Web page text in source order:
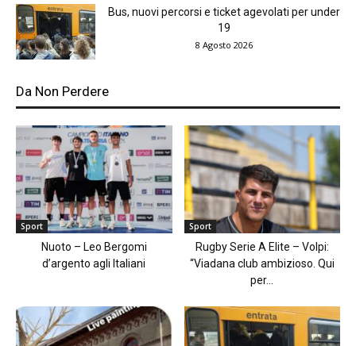
Bus, nuovi percorsi e ticket agevolati per under
19
8 Agosto 2026
Da Non Perdere
Sport
Nuoto – Leo Bergomi
d’argento agli Italiani
Sport
Rugby Serie A Elite – Volpi:
“Viadana club ambizioso. Qui
per...